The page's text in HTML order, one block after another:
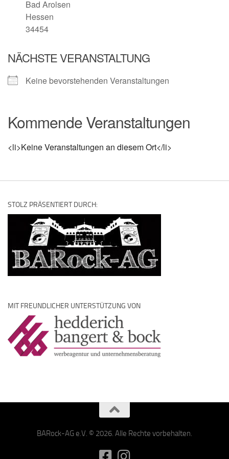
Bad Arolsen
Hessen
34454
NÄCHSTE VERANSTALTUNG
Keine bevorstehenden Veranstaltungen
Kommende Veranstaltungen
<li>Keine Veranstaltungen an diesem Ort</li>
STOLZ PRÄSENTIERT DURCH:
MIT FREUNDLICHER UNTERSTÜTZUNG VON
BARock-AG e.V. © 2026. Alle Rechte vorbehalten.